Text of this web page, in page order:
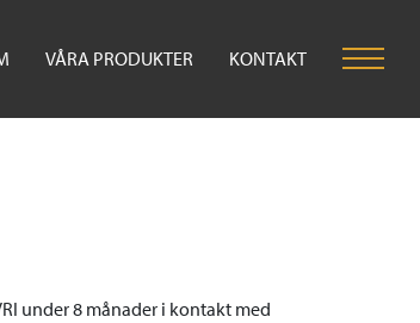
VÅRA PRODUKTER KONTAKT
under 8 månader i kontakt med